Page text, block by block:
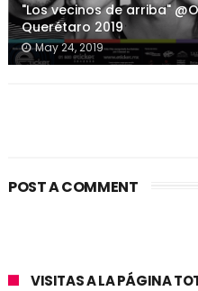
"Los vecinos de arriba"
Querétaro 2019
May 24, 2019
POST A COMMENT
VISITAS A LA PÁGINA